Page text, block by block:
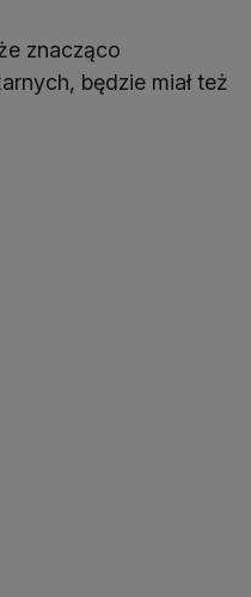
znacząco
będzie miał też